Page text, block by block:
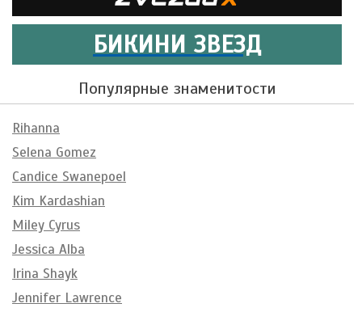
БИКИНИ ЗВЕЗД
Популярные знаменитости
Rihanna
Selena Gomez
Candice Swanepoel
Kim Kardashian
Miley Cyrus
Jessica Alba
Irina Shayk
Jennifer Lawrence